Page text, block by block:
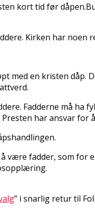
kort tid før
Kirken har
med en kristen dåp.
Fadderne må
har ansvar
fadder, som for
” i snarlig retur til